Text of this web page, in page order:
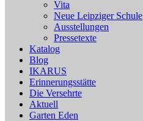
Vita
Neue Leipziger Schule
Ausstellungen
Pressetexte
Katalog
Blog
IKARUS
Erinnerungsstätte
Die Versehrte
Aktuell
Garten Eden